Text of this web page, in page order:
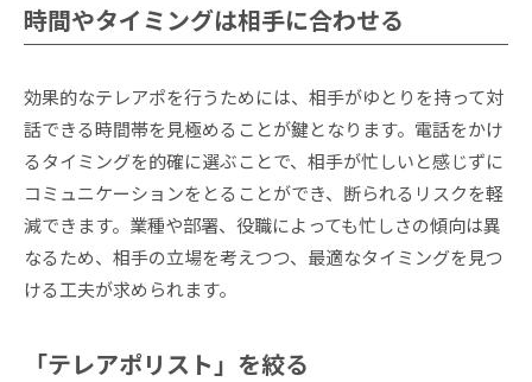
時間やタイミングは相手に合わせる
効果的なテレアポを行うためには、相手がゆとりを持って対
話できる時間帯を見極めることが鍵となります。電話をかけ
るタイミングを的確に選ぶことで、相手が忙しいと感じずに
コミュニケーションをとることができ、断られるリスクを軽
減できます。業種や部署、役職によっても忙しさの傾向は異
なるため、相手の立場を考えつつ、最適なタイミングを見つ
ける工夫が求められます。
「テレアポリスト」を絞る